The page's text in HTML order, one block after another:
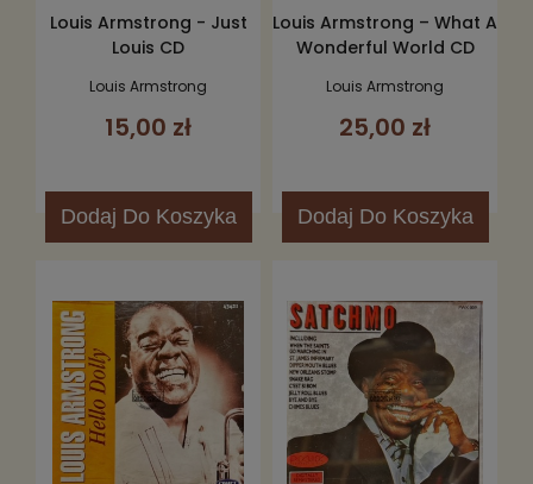
Louis Armstrong - Just
Louis CD
Louis Armstrong
15,00 zł
Dodaj Do Koszyka
Louis Armstrong – What A
Wonderful World CD
Louis Armstrong
25,00 zł
Dodaj Do Koszyka